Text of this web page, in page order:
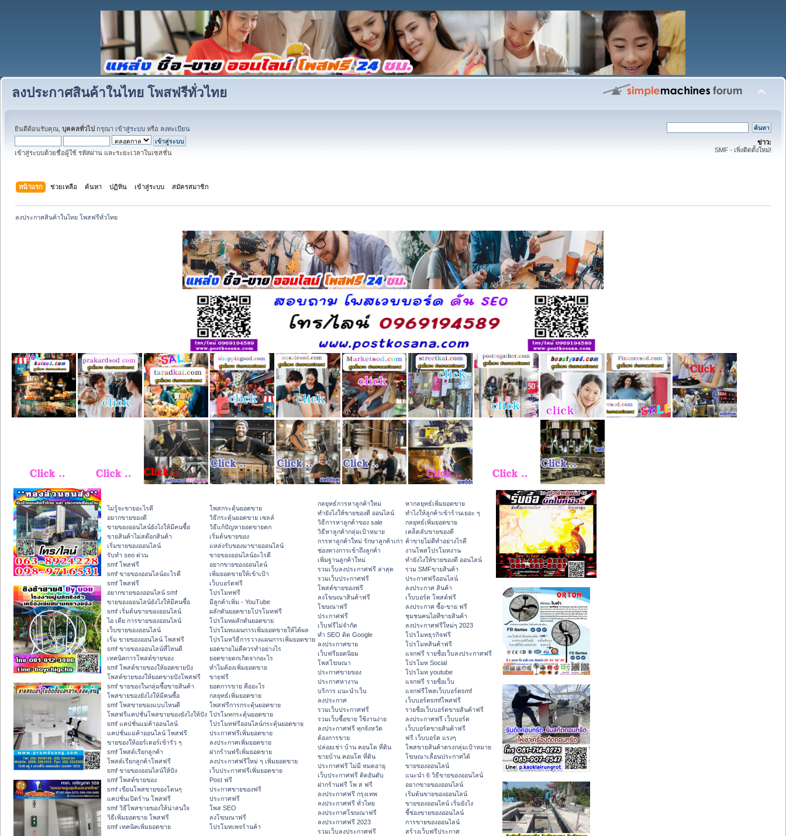
ลงประกาศสินค้าในไทย โพสฟรีทั่วไทย
ยินดีต้อนรับคุณ, บุคคลทั่วไป กรุณา เข้าสู่ระบบ หรือ ลงทะเบียน
เข้าสู่ระบบด้วยชื่อผู้ใช้ รหัสผ่าน และระยะเวลาในเซสชั่น
ข่าว:
SMF - เพิ่งติดตั้งใหม่!
หน้าแรก ช่วยเหลือ ค้นหา ปฏิทิน เข้าสู่ระบบ สมัครสมาชิก
ลงประกาศสินค้าในไทย โพสฟรีทั่วไทย
ไม่รู้จะขายอะไรดี
อยากขายของดี
ขายของออนไลน์ยังไงให้มีคนซื้อ
ขายสินค้าไม่สต๊อกสินค้า
เริ่มขายของออนไลน์
รับทำ seo ด่วน
smf โพสฟรี
smf ขายของออนไลน์อะไรดี
smf โพสฟรี
อยากขายของออนไลน์ smf
ขายของออนไลน์ยังไงให้มีคนซื้อ
smf เริ่มต้นขายของออนไลน์
ไอ เดีย การขายของออนไลน์
เว็บขายของออนไลน์
เริ่ม ขายของออนไลน์ โพสฟรี
smf ขายของออนไลน์ที่ไหนดี
เทคนิคการโพสต์ขายของ
smf โพสต์ขายของให้ยอดขายปัง
โพสต์ขายของให้ยอดขายปังโพสฟรี
smf ขายของในกลุ่มซื้อขายสินค้า
โพสขายของยังไงให้มีคนซื้อ
smf โพสขายของแบบไหนดี
โพสฟรีแคปชั่นโพสขายของยังไงให้ปัง
smf แคปชั่นแม่ค้าออนไลน์
แคปชั่นแม่ค้าออนไลน์ โพสฟรี
ขายของให้ออร์เดอร์เข้ารัว ๆ
smf โพสต์เรียกลูกค้า
โพสต์เรียกลูกค้าโพสฟรี
smf ขายของออนไลน์ให้ปัง
smf โพสต์ขายของ
smf เขียนโพสขายของโดนๆ
แคปชั่นเปิดร้าน โพสฟรี
smf วิธีโพสขายของให้น่าสนใจ
วิธีเพิ่มยอดขาย โพสฟรี
smf เทคนิคเพิ่มยอดขาย
โพสกระตุ้นยอดขาย
วิธีกระตุ้นยอดขาย เซลล์
วิธีแก้ปัญหายอดขายตก
เริ่มต้นขายของ
แหล่งรับของมาขายออนไลน์
ขายของออนไลน์อะไรดี
อยากขายของออนไลน์
เพิ่มยอดขายให้เข้าเป้า
เว็บบอร์ดฟรี
โปรโมทฟรี
มีลูกค้าเพิ่ม - YouTube
ผลักดันยอดขายโปรโมทฟรี
โปรโมทผลักดันยอดขาย
โปรโมทแผนการเพิ่มยอดขายให้ได้ผล
โปรโมทวิธีการวางแผนการเพิ่มยอดขาย
ยอดขายไม่ดีควรทำอย่างไร
ยอดขายตกเกิดจากอะไร
ทำไมต้องเพิ่มยอดขาย
ขายฟรี
ยอดการขาย คืออะไร
กลยุทธ์เพิ่มยอดขาย
โพสฟรีการกระตุ้นยอดขาย
โปรโมทกระตุ้นยอดขาย
โปรโมทฟรีออนไลน์กระตุ้นยอดขาย
ประกาศฟรีเพิ่มยอดขาย
ลงประกาศเพิ่มยอดขาย
ฝากร้านฟรีเพิ่มยอดขาย
ลงประกาศฟรีใหม่ ๆ เพิ่มยอดขาย
เว็บประกาศฟรีเพิ่มยอดขาย
Post ฟรี
ประกาศขายของฟรี
ประกาศฟรี
โพส SEO
ลงโฆษณาฟรี
โปรโมทเพจร้านค้า
กลยุทธ์การหาลูกค้าใหม่
ทํายังไงให้ขายของดี ออนไลน์
วิธีการหาลูกค้าของ sale
วิธีหาลูกค้ากลุ่มเป้าหมาย
การหาลูกค้าใหม่ รักษาลูกค้าเก่า
ช่องทางการเข้าถึงลูกค้า
เพิ่มฐานลูกค้าใหม่
รวมเว็บลงประกาศฟรี ล่าสุด
รวมเว็บประกาศฟรี
โพสต์ขายของฟรี
ลงโฆษณาสินค้าฟรี
โฆษณาฟรี
ประกาศฟรี
เว็บฟรีไม่จำกัด
ทำ SEO ติด Google
ลงประกาศขาย
เว็บฟรียอดนิยม
โพสโฆษณา
ประกาศขายของ
ประกาศหางาน
บริการ แนะนำเว็บ
ลงประกาศ
รวมเว็บประกาศฟรี
รวมเว็บซื้อขาย ใช้งานง่าย
ลงประกาศฟรี ทุกจังหวัด
ต้องการขาย
ปล่อยเช่า บ้าน คอนโด ที่ดิน
ขายบ้าน คอนโด ที่ดิน
ประกาศฟรี ไม่มี หมดอายุ
เว็บประกาศฟรี ติดอันดับ
ฝากร้านฟรี โพ ส ฟรี
ลงประกาศฟรี กรุงเทพ
ลงประกาศฟรี ทั่วไทย
ลงประกาศโฆษณาฟรี
ลงประกาศฟรี 2023
รวมเว็บลงประกาศฟรี
หากลยุทธ์เพิ่มยอดขาย
ทําไงให้ลูกค้าเข้าร้านเยอะ ๆ
กลยุทธ์เพิ่มยอดขาย
เคล็ดลับขายของดี
ค้าขายไม่ดีทำอย่างไรดี
งานโพสโปรโมทงาน
ทํายังไงให้ขายของดี ออนไลน์
รวม SMFขายสินค้า
ประกาศฟรีออนไลน์
ลงประกาศ สินค้า
เว็บบอร์ด โพสต์ฟรี
ลงประกาศ ซื้อ-ขาย ฟรี
ชุมชนคนไอทีขายสินค้า
ลงประกาศฟรีใหม่ๆ 2023
โปรโมทธุรกิจฟรี
โปรโมทสินค้าฟรี
แจกฟรี รายชื่อเว็บลงประกาศฟรี
โปรโมท Social
โปรโมท youtube
แจกฟรี รายชื่อเว็บ
แจกฟรีโพสเว็บบอร์ดsmf
เว็บบอร์ดsmfโพสฟรี
รายชื่อเว็บบอร์ดขายสินค้าฟรี
ลงประกาศฟรี เว็บบอร์ด
เว็บบอร์ดขายสินค้าฟรี
ฟรี เว็บบอร์ด แรงๆ
โพสขายสินค้าตรงกลุ่มเป้าหมาย
โฆษณาเลื่อนประกาศได้
ขายของออนไลน์
แนะนำ 6 วิธีขายของออนไลน์
อยากขายของออนไลน์
เริ่มต้นขายของออนไลน์
ขายของออนไลน์ เริ่มยังไง
ชี้ช่องขายของออนไลน์
การขายของออนไลน์
สร้างเว็บฟรีประกาศ